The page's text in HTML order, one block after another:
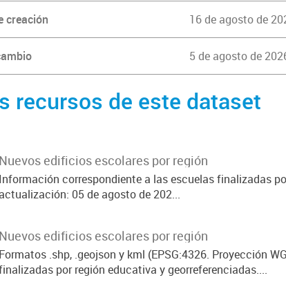
creación 16 de agosto de
5 de agosto de
recursos de este dataset
Nuevos edificios escolares por región
Información correspondiente a las escuelas finalizadas
actualización: 05 de agosto de 202...
Nuevos edificios escolares por región
Formatos .shp, .geojson y kml (EPSG:4326. Proyección
por región educativa y georreferenciadas....